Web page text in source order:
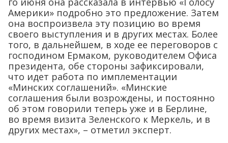
Америки» подробно это предложение. Затем
она воспроизвела эту позицию во время
своего выступления и в других местах. Более
того, в дальнейшем, в ходе ее переговоров с
господином Ермаком, руководителем Офиса
президента, обе стороны зафиксировали,
что идет работа по имплементации
«Минских соглашений». «Минские
соглашения были возрождены, и постоянно
об этом говорили теперь уже и в Берлине,
во время визита Зеленского к Меркель, и в
других местах», – отметил эксперт.